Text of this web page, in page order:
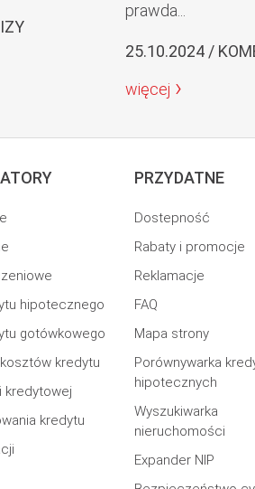
prawda...
25.10.2024 /
więcej
hipotecznego
gotówkowego
kredytu
kredytowej
kredytu
PRZYDATNE
Dostepność
Rabaty i promocje
Reklamacje
FAQ
Mapa strony
Porównywarka
hipotecznych
Wyszukiwarka
nieruchomości
Expander NIP